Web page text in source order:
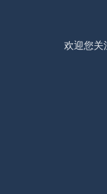
欢迎您关